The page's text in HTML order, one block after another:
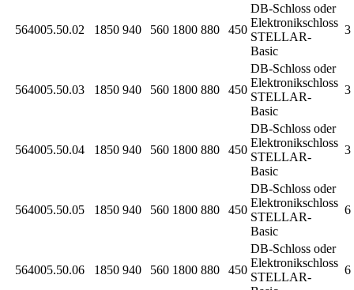
564005.50.02 1850 940 560 1800 880 450
DB-Schloss oder
Elektronikschloss
STELLAR-
Basic
3
564005.50.03 1850 940 560 1800 880 450
DB-Schloss oder
Elektronikschloss
STELLAR-
Basic
3
564005.50.04 1850 940 560 1800 880 450
DB-Schloss oder
Elektronikschloss
STELLAR-
Basic
3
564005.50.05 1850 940 560 1800 880 450
DB-Schloss oder
Elektronikschloss
STELLAR-
Basic
6
564005.50.06 1850 940 560 1800 880 450
DB-Schloss oder
Elektronikschloss
STELLAR-
6